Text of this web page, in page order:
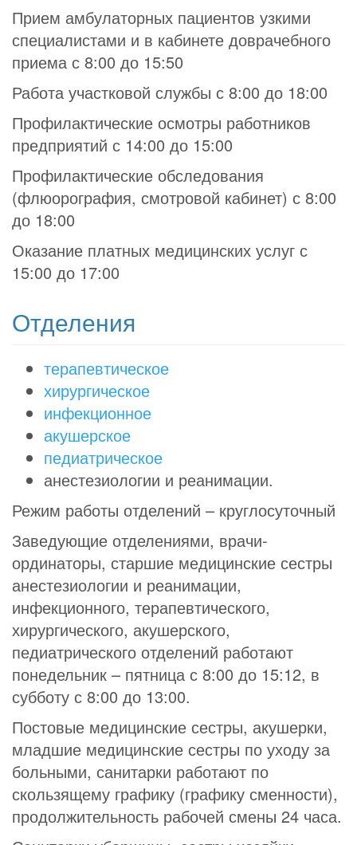
Прием амбулаторных пациентов узкими
специалистами и в кабинете доврачебного
приема с 8:00 до 15:50
Работа участковой службы с 8:00 до 18:00
Профилактические осмотры работников
предприятий с 14:00 до 15:00
Профилактические обследования
(флюорография, смотровой кабинет) с 8:00
до 18:00
Оказание платных медицинских услуг с
15:00 до 17:00
Отделения
терапевтическое
хирургическое
инфекционное
акушерское
педиатрическое
анестезиологии и реанимации.
Режим работы отделений – круглосуточный
Заведующие отделениями, врачи-
ординаторы, старшие медицинские сестры
анестезиологии и реанимации,
инфекционного, терапевтического,
хирургического, акушерского,
педиатрического отделений работают
понедельник – пятница с 8:00 до 15:12, в
субботу с 8:00 до 13:00.
Постовые медицинские сестры, акушерки,
младшие медицинские сестры по уходу за
больными, санитарки работают по
скользящему графику (графику сменности),
продолжительность рабочей смены 24 часа.